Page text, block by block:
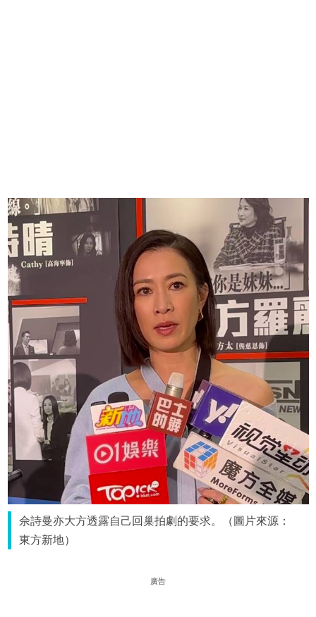
佘詩曼亦大方透露自己回巢拍劇的要求。（圖片來源：
東方新地）
廣告